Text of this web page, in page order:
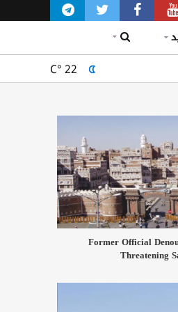
C° 22
Former Official
Threatening